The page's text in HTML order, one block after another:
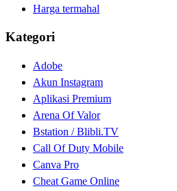
Harga termahal
Kategori
Adobe
Akun Instagram
Aplikasi Premium
Arena Of Valor
Bstation / Blibli.TV
Call Of Duty Mobile
Canva Pro
Cheat Game Online